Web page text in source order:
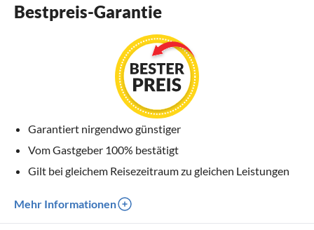
Bestpreis-Garantie
Garantiert nirgendwo günstiger
Vom Gastgeber 100% bestätigt
Gilt bei gleichem Reisezeitraum zu gleichen Leistungen
Mehr Informationen